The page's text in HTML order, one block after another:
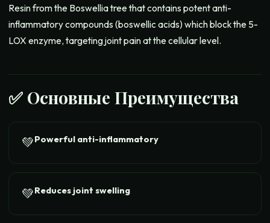
Resin from the Boswellia tree that contains potent anti-
inflammatory compounds (boswellic acids) which block the 5-
LOX enzyme, targeting joint pain at the cellular level.
✅ Основные Преимущества
💚Powerful anti-inflammatory
💚Reduces joint swelling